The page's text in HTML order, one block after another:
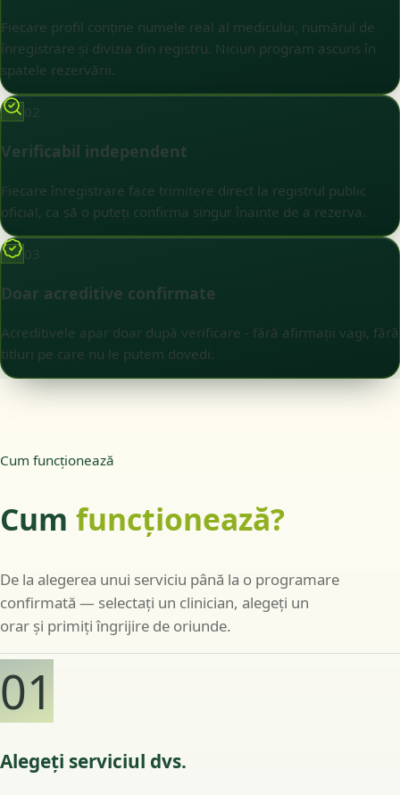
Fiecare profil conține numele real al medicului, numărul de
înregistrare și divizia din registru. Niciun program ascuns în
spatele rezervării.
02
Verificabil independent
Fiecare înregistrare face trimitere direct la registrul public
oficial, ca să o puteți confirma singur înainte de a rezerva.
03
Doar acreditive confirmate
Acreditivele apar doar după verificare - fără afirmații vagi, fără
titluri pe care nu le putem dovedi.
Cum funcționează
Cum funcționează?
De la alegerea unui serviciu până la o programare
confirmată — selectați un clinician, alegeți un
orar și primiți îngrijire de oriunde.
01
Alegeți serviciul dvs.